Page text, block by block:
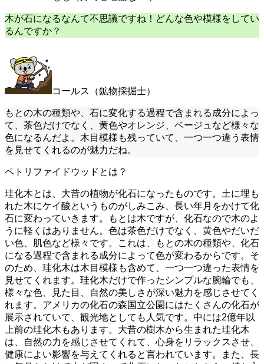
木が石になるなんて不思議ですね！どんな色や模様をしてい
るんですか？
コールス（鉱物採掘士）
もとの木の種類や、石に変化する過程で含まれる成分によっ
て、茶色だけでなく、黄色やオレンジ、ベージュなど様々な
色になるんだよ。木目模様も残っていて、一つ一つ違う表情
を見せてくれるのが魅力だね。
ペトリファイドウッドとは？
珪化木とは、大昔の植物が化石になったものです。土に埋も
れた木にケイ酸というものがしみこみ、長い年月をかけて化
石に変わっていきます。もとは木ですが、化石なので木のよ
うに軽くはありません。色は茶色だけでなく、黄色やだいだ
い色、肌色など様々です。これは、もとの木の種類や、化石
になる過程で含まれる成分によって色が変わるからです。そ
のため、珪化木は木目模様も含めて、一つ一つ違った表情を
見せてくれます。珪化木だけで作ったシンプルな腕輪でも、
様々な色、見た目、自然の美しさが深い魅力を感じさせてく
れます。アメリカの化石の森国立公園にはたくさんの化石が
展示されていて、観光地としても人気です。中には2億年以
上前の珪化木もあります。大昔の樹木から生まれた珪化木
は、自然の力を感じさせてくれて、心身をリラックスさせ、
健康によい影響を与えてくれると言われています。また、長